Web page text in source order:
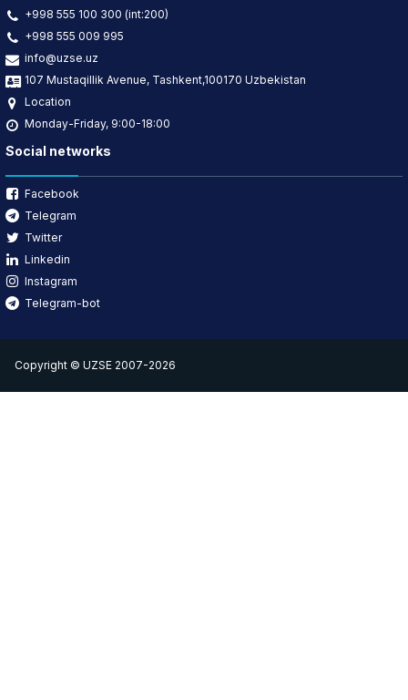
+998 555 100 300 (int:200)
+998 555 009 995
info@uzse.uz
107 Mustaqillik Avenue, Tashkent,100170 Uzbekistan
Location
Monday-Friday, 9:00-18:00
Social networks
Facebook
Telegram
Twitter
Linkedin
Instagram
Telegram-bot
Copyright © UZSE 2007-2026